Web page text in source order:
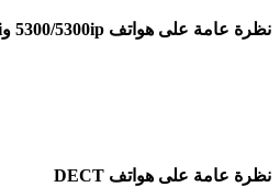
نظرة عامة على هواتف 5300/5300ip و6700i و6800i و6700a
نظرة عامة على هواتف DECT